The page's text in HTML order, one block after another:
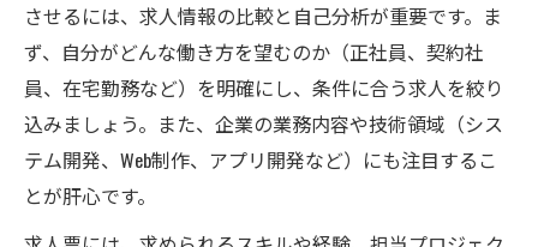
させるには、求人情報の比較と自己分析が重要です。ま
ず、自分がどんな働き方を望むのか（正社員、契約社
員、在宅勤務など）を明確にし、条件に合う求人を絞り
込みましょう。また、企業の業務内容や技術領域（シス
テム開発、Web制作、アプリ開発など）にも注目するこ
とが肝心です。